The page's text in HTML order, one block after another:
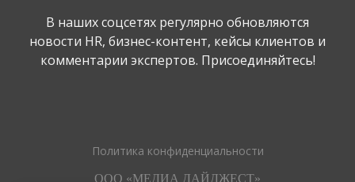
В наших соцсетях регулярно обновляются
новости HR, бизнес-контент, кейсы клиентов и
комментарии экспертов. Присоединяйтесь!
Политика конфиденциальности
ООО «МЕДИА ДАЙДЖЕСТ»